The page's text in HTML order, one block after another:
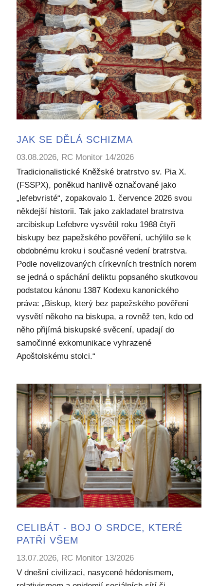
JAK SE DĚLÁ SCHIZMA
03.08.2026, RC Monitor 14/2026
Tradicionalistické Kněžské bratrstvo sv. Pia X.
(FSSPX), poněkud hanlivě označované jako
„lefebvristé“, zopakovalo 1. července 2026 svou
někdejší historii. Tak jako zakladatel bratrstva
arcibiskup Lefebvre vysvětil roku 1988 čtyři
biskupy bez papežského pověření, uchýlilo se k
obdobnému kroku i současné vedení bratrstva.
Podle novelizovaných církevních trestních norem
se jedná o spáchání deliktu popsaného skutkovou
podstatou kánonu 1387 Kodexu kanonického
práva: „Biskup, který bez papežského pověření
vysvětí někoho na biskupa, a rovněž ten, kdo od
něho přijímá biskupské svěcení, upadají do
samočinné exkomunikace vyhrazené
Apoštolskému stolci.“
CELIBÁT - BOJ O SRDCE, KTERÉ
PATŘÍ VŠEM
13.07.2026, RC Monitor 13/2026
V dnešní civilizaci, nasycené hédonismem,